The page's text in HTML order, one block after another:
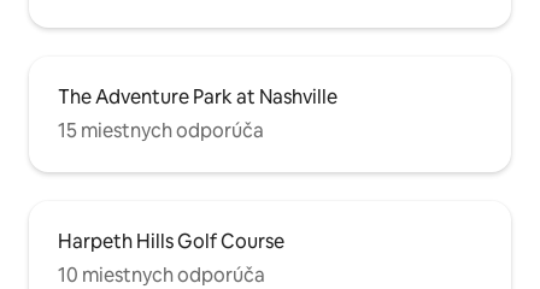
The Adventure Park at Nashville
15 miestnych odporúča
Harpeth Hills Golf Course
10 miestnych odporúča